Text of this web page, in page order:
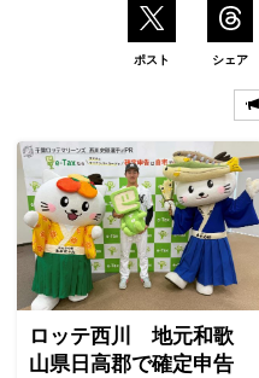
ポスト シェア
ロッテ西川 地元和歌
山県日高郡で確定申告